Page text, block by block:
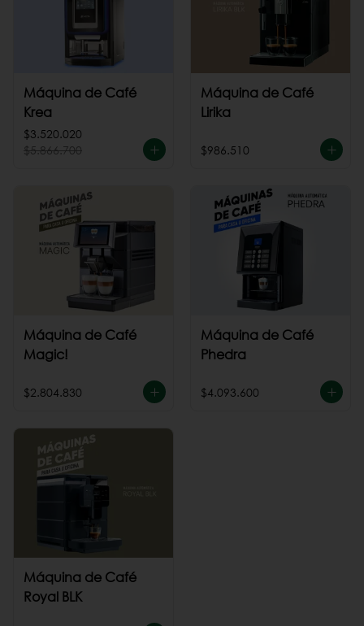
Máquina de Café
Krea
$3.520.020
$5.866.700
Máquina de Café
Lirika
$986.510
Máquina de Café
Magic!
$2.804.830
Máquina de Café
Phedra
$4.093.600
Máquina de Café
Royal BLK